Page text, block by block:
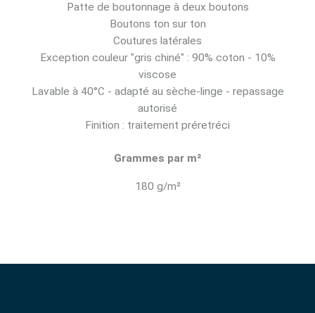
Patte de boutonnage à deux boutons
Boutons ton sur ton
Coutures latérales
Exception couleur "gris chiné" : 90% coton - 10%
viscose
Lavable à 40°C - adapté au sèche-linge - repassage
autorisé
Finition : traitement préretréci
Grammes par m²
180 g/m²